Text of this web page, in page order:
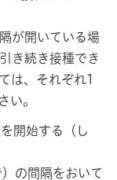
が開いている場
き続き接種でき
は、それぞれ1
い。
開始する（し
の間隔をおいて